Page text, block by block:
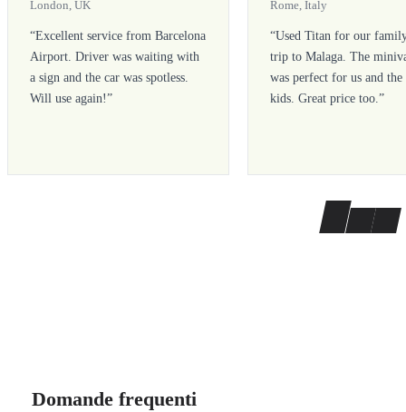
London, UK
“Excellent service from Barcelona
Airport. Driver was waiting with
a sign and the car was spotless.
Will use again!”
Rome, Italy
“Used Titan for our
trip to Malaga. The
was perfect for us and the
kids. Great price too.”
Domande frequenti